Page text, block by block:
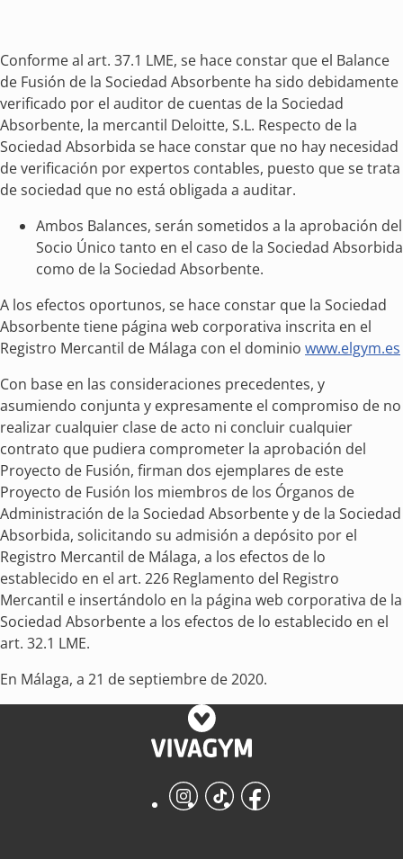
Conforme al art. 37.1 LME, se hace constar que el Balance
de Fusión de la Sociedad Absorbente ha sido debidamente
verificado por el auditor de cuentas de la Sociedad
Absorbente, la mercantil Deloitte, S.L. Respecto de la
Sociedad Absorbida se hace constar que no hay necesidad
de verificación por expertos contables, puesto que se trata
de sociedad que no está obligada a auditar.
Ambos Balances, serán sometidos a la aprobación del
Socio Único tanto en el caso de la Sociedad Absorbida
como de la Sociedad Absorbente.
A los efectos oportunos, se hace constar que la Sociedad
Absorbente tiene página web corporativa inscrita en el
Registro Mercantil de Málaga con el dominio www.elgym.es
Con base en las consideraciones precedentes, y
asumiendo conjunta y expresamente el compromiso de no
realizar cualquier clase de acto ni concluir cualquier
contrato que pudiera comprometer la aprobación del
Proyecto de Fusión, firman dos ejemplares de este
Proyecto de Fusión los miembros de los Órganos de
Administración de la Sociedad Absorbente y de la Sociedad
Absorbida, solicitando su admisión a depósito por el
Registro Mercantil de Málaga, a los efectos de lo
establecido en el art. 226 Reglamento del Registro
Mercantil e insertándolo en la página web corporativa de la
Sociedad Absorbente a los efectos de lo establecido en el
art. 32.1 LME.
En Málaga, a 21 de septiembre de 2020.
Instagram
TikTokFacebook